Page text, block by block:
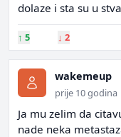
dolaze i sta su u
↑ 5 ↓ 2
wakemeup
prije 10 godina
Ja mu zelim da
nade neka